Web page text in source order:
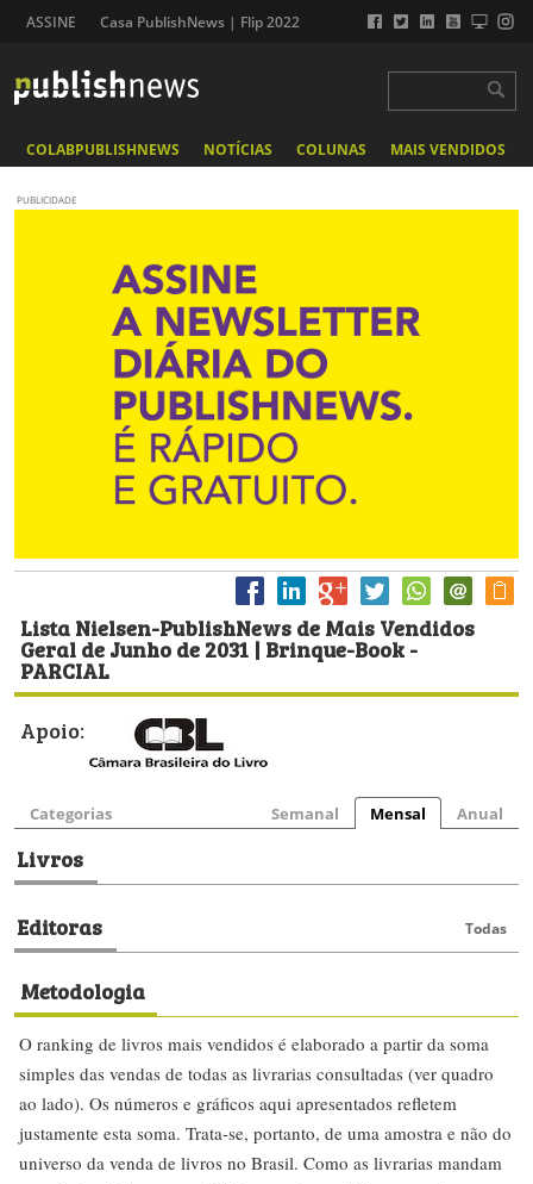
ASSINE Casa PublishNews | Flip 2022
COLABPUBLISHNEWS NOTÍCIAS COLUNAS MAIS VENDIDOS
PUBLICIDADE
Lista Nielsen-PublishNews de Mais Vendidos
Geral de Junho de 2031 | Brinque-Book -
PARCIAL
Apoio:
Categorias Semanal Mensal Anual
Livros
Editoras Todas
Metodologia
O ranking de livros mais vendidos é elaborado a partir da soma
simples das vendas de todas as livrarias consultadas (ver quadro
ao lado). Os números e gráficos aqui apresentados refletem
justamente esta soma. Trata-se, portanto, de uma amostra e não do
universo da venda de livros no Brasil. Como as livrarias mandam